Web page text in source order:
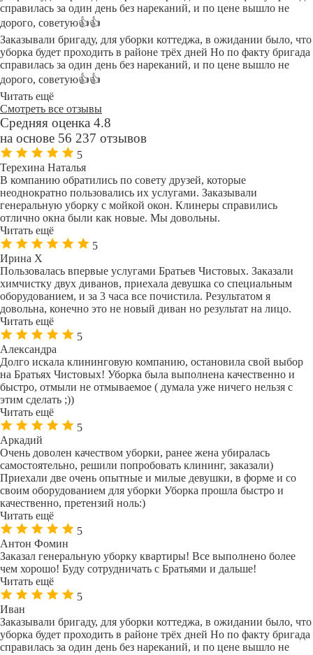
справилась за один день без нареканий, и по цене вышло не
дорого, советую👍👍
Заказывали бригаду, для уборки коттеджа, в ожидании было, что
уборка будет проходить в районе трёх дней Но по факту бригада
справилась за один день без нареканий, и по цене вышло не
дорого, советую👍👍
Читать ещё
Смотреть все отзывы
Средняя оценка 4.8
на основе 56 237 отзывов
5
Терехина Наталья
В компанию обратились по совету друзей, которые
неоднократно пользовались их услугами. Заказывали
генеральную уборку с мойкой окон. Клинеры справились
отлично окна были как новые. Мы довольны.
Читать ещё
5
Ирина Х
Пользовалась впервые услугами Братьев Чистовых. Заказали
химчистку двух диванов, приехала девушка со специальным
оборудованием, и за 3 часа все почистила. Результатом я
довольна, конечно это не новый диван но результат на лицо.
Читать ещё
5
Александра
Долго искала клининговую компанию, остановила свой выбор
на Братьях Чистовых! Уборка была выполнена качественно и
быстро, отмыли не отмываемое ( думала уже ничего нельзя с
этим сделать ;))
Читать ещё
5
Аркадий
Очень доволен качеством уборки, ранее жена убиралась
самостоятельно, решили попробовать клининг, заказали)
Приехали две очень опытные и милые девушки, в форме и со
своим оборудованием для уборки Уборка прошла быстро и
качественно, претензий ноль:)
Читать ещё
5
Антон Фомин
Заказал генеральную уборку квартиры! Все выполнено более
чем хорошо! Буду сотрудничать с Братьями и дальше!
Читать ещё
5
Иван
Заказывали бригаду, для уборки коттеджа, в ожидании было, что
уборка будет проходить в районе трёх дней Но по факту бригада
справилась за один день без нареканий, и по цене вышло не